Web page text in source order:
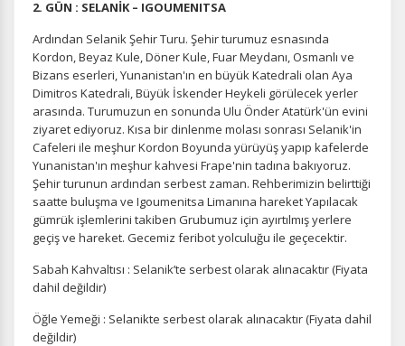
2. GÜN : SELANİK – IGOUMENITSA
Ardından Selanik Şehir Turu. Şehir turumuz esnasında
Kordon, Beyaz Kule, Döner Kule, Fuar Meydanı, Osmanlı ve
Bizans eserleri, Yunanistan'ın en büyük Katedrali olan Aya
Dimitros Katedrali, Büyük İskender Heykeli görülecek yerler
arasında. Turumuzun en sonunda Ulu Önder Atatürk'ün evini
ziyaret ediyoruz. Kısa bir dinlenme molası sonrası Selanik'in
Cafeleri ile meşhur Kordon Boyunda yürüyüş yapıp kafelerde
Yunanistan'ın meşhur kahvesi Frape'nin tadına bakıyoruz.
Şehir turunun ardından serbest zaman. Rehberimizin belirttiği
saatte buluşma ve Igoumenitsa Limanına hareket Yapılacak
gümrük işlemlerini takiben Grubumuz için ayırtılmış yerlere
geçiş ve hareket. Gecemiz feribot yolculuğu ile geçecektir.
Sabah Kahvaltısı : Selanik’te serbest olarak alınacaktır (Fiyata
dahil değildir)
Öğle Yemeği : Selanikte serbest olarak alınacaktır (Fiyata dahil
değildir)